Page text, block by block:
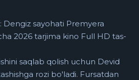
Dengiz sayohati Premyera
2026 tarjima kino Full HD tas-
saqlab qolish uchun Devid
rozi bo'ladi. Fursatdan